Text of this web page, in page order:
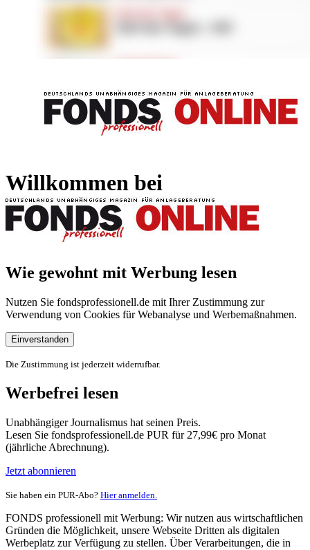
Willkommen bei
Wie gewohnt mit Werbung lesen
Nutzen Sie fondsprofessionell.de mit Ihrer Zustimmung zur
Verwendung von Cookies für Webanalyse und Werbemaßnahmen.
Einverstanden
Die Zustimmung ist jederzeit widerrufbar.
Werbefrei lesen
Unabhängiger Journalismus hat seinen Preis.
Lesen Sie fondsprofessionell.de PUR für 27,99€ pro Monat
(jährliche Abrechnung).
Jetzt abonnieren
Sie haben ein PUR-Abo? Hier anmelden.
FONDS professionell mit Werbung: Wir nutzen aus wirtschaftlichen
Gründen die Möglichkeit, unsere Webseite Dritten als digitalen
Werbeplatz zur Verfügung zu stellen. Über Verarbeitungen, die in